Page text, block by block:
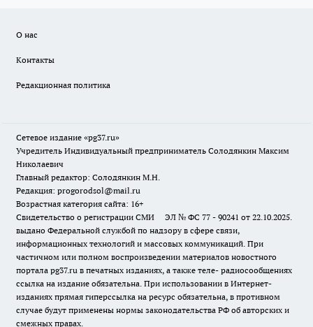
О нас
Контакты
Редакционная политика
Сетевое издание «pg37.ru»
Учредитель Индивидуальный предприниматель Солодянкин Максим
Николаевич
Главный редактор: Солодянкин М.Н.
Редакция: progorodsol@mail.ru
Возрастная категория сайта: 16+
Свидетельство о регистрации СМИ ЭЛ № ФС 77 - 90241 от 22.10.2025.
выдано Федеральной службой по надзору в сфере связи,
информационных технологий и массовых коммуникаций. При
частичном или полном воспроизведении материалов новостного
портала pg37.ru в печатных изданиях, а также теле- радиосообщениях
ссылка на издание обязательна. При использовании в Интернет-
изданиях прямая гиперссылка на ресурс обязательна, в противном
случае будут применены нормы законодательства РФ об авторских и
смежных правах.